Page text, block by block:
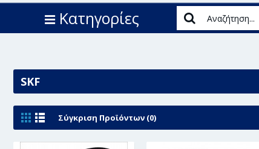
Κατηγορίες
SKF
Σύγκριση Προϊόντων (0)